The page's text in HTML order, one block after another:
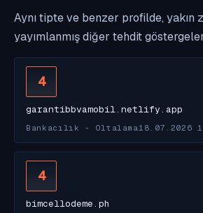
Aynı tipte ve benzer profilde, yakın
yayımlanmış diğer tehdit
4
garantibbvamobil.netlify.app
Bankacılık - Oltalama 18.07.2026
4
bimcellodeme.ph